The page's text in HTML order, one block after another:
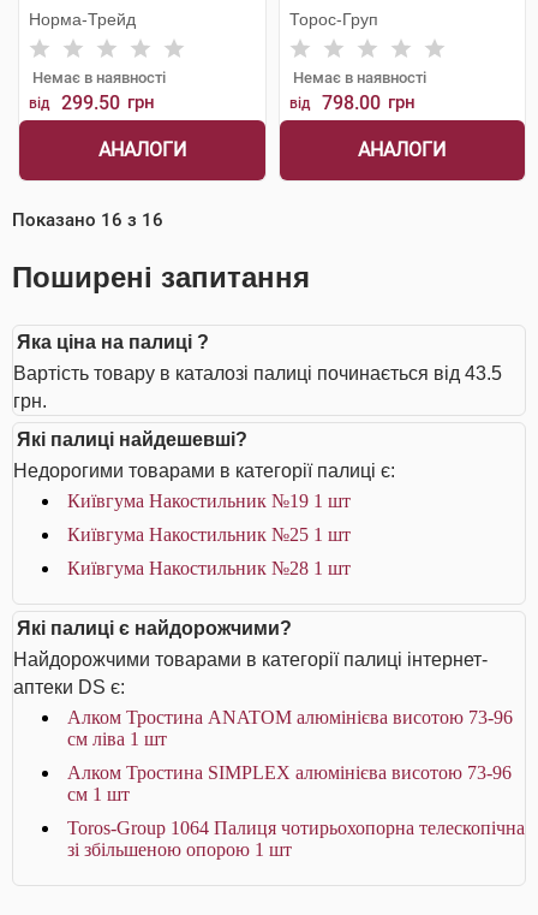
Норма-Трейд
Немає в наявності
від 299.50 грн
АНАЛОГИ
опорою 1 шт
Торос-Груп
Немає в наявності
від 798.00 грн
АНАЛОГИ
Показано 16 з 16
Поширені запитання
Яка ціна на палиці ?
Вартість товару в каталозі палиці починається від 43.5
грн.
Які палиці найдешевші?
Недорогими товарами в категорії палиці є:
Київгума Накостильник №19 1 шт
Київгума Накостильник №25 1 шт
Київгума Накостильник №28 1 шт
Які палиці є найдорожчими?
Найдорожчими товарами в категорії палиці інтернет-
аптеки DS є:
Алком Тростина ANATOM алюмінієва висотою 73-96
см ліва 1 шт
Алком Тростина SIMPLEX алюмінієва висотою 73-96
см 1 шт
Toros-Group 1064 Палиця чотирьохопорна телескопічна
зі збільшеною опорою 1 шт